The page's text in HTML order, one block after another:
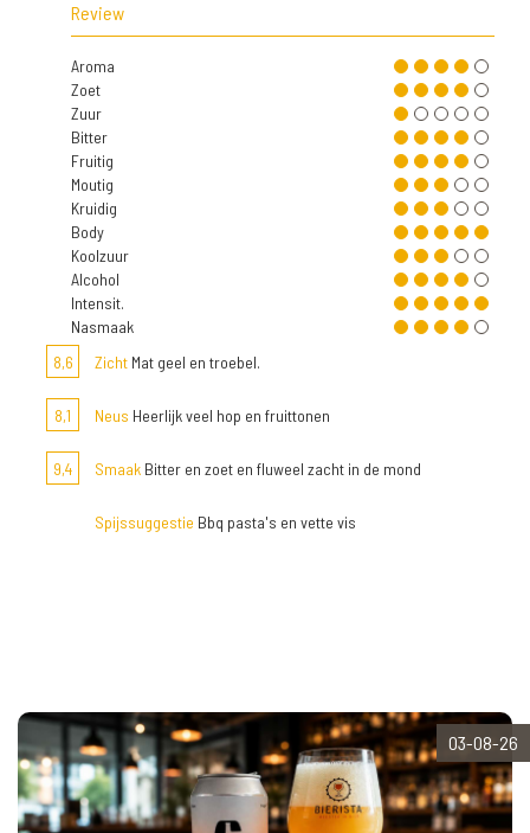
Review
Aroma
Zoet
Zuur
Bitter
Fruitig
Moutig
Kruidig
Body
Koolzuur
Alcohol
Intensit.
Nasmaak
8,6
Zicht Mat geel en troebel.
8,1 Neus Heerlijk veel hop en fruittonen
9,4 Smaak Bitter en zoet en fluweel zacht in de mond
Spijssuggestie Bbq pasta's en vette vis
03-08-26